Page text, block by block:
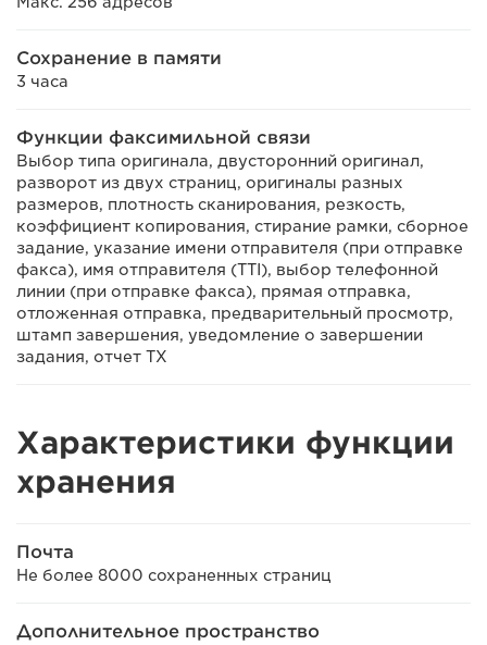
Сохранение в памяти
3 часа
Функции факсимильной связи
Выбор типа оригинала, двусторонний оригинал,
разворот из двух страниц, оригиналы разных
размеров, плотность сканирования, резкость,
коэффициент копирования, стирание рамки, сборное
задание, указание имени отправителя (при отправке
факса), имя отправителя (TTI), выбор телефонной
линии (при отправке факса), прямая отправка,
отложенная отправка, предварительный просмотр,
штамп завершения, уведомление о завершении
задания, отчет TX
Характеристики функции
хранения
Почта
Не более 8000 сохраненных страниц
Дополнительное пространство